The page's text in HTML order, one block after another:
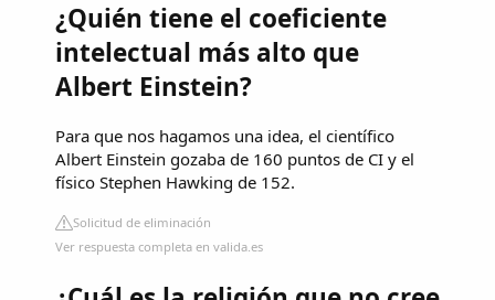
¿Quién tiene el coeficiente
intelectual más alto que
Albert Einstein?
Para que nos hagamos una idea, el científico
Albert Einstein gozaba de 160 puntos de CI y el
físico Stephen Hawking de 152.
Solicitud de eliminación
Ver respuesta completa en valida.es